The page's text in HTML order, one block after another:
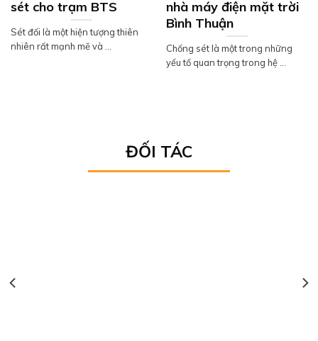
sét cho trạm BTS
Sét đối là một hiện tượng thiên
nhiên rất mạnh mẽ và ...
nhà máy điện mặt trời
Bình Thuận
Chống sét là một trong những
yếu tố quan trọng trong hệ ...
ĐỐI TÁC